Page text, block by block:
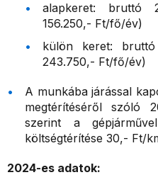
alapkeret: bruttó
156.250,- Ft/fő/év)
külön keret:
243.750,- Ft/fő/év)
A munkába járással
megtérítéséről szóló
szerint a
költségtérítése 30,- Ft/
2024-es adatok: